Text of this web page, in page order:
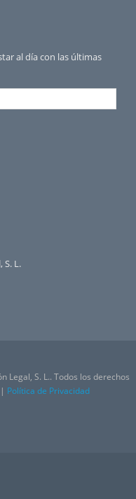
al día con las últimas
S. L.
Legal, S. L.. Todos los derechos
| Política de Privacidad